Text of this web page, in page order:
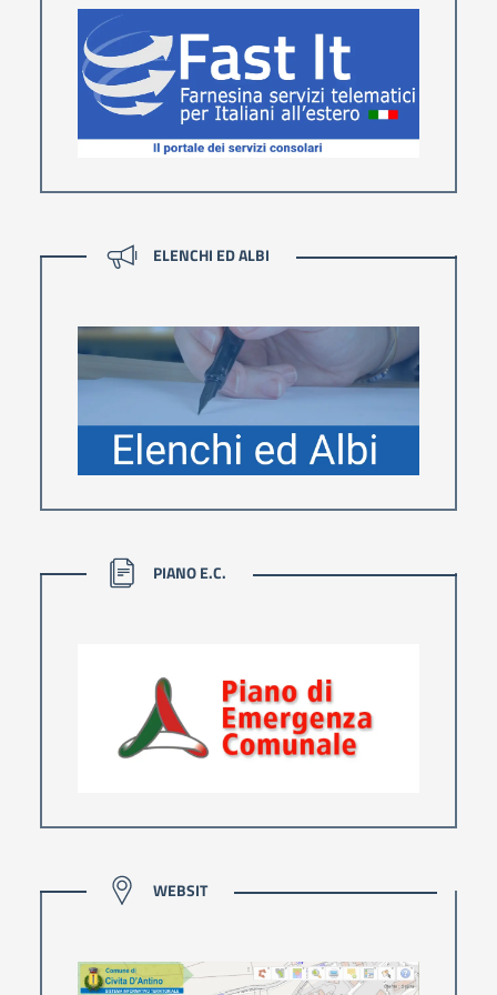
ELENCHI ED ALBI
ELENCHI ED ALBI
PIANO E.C.
PIANO E.C.
WEBSIT
WEBSIT